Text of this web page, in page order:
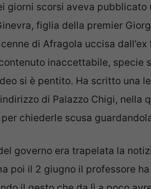
giorni scorsi aveva pubblicato
figlia della premier
di Afragola uccisa
inaccettabile, specie
si è pentito. Ha scritto una
di Palazzo Chigi,
chiederle scusa
governo era trapelata la
poi il 2 giugno il professore